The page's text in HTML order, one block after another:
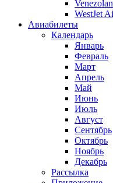
WestJet
Авиабилеты
Календарь
Январь
Февраль
Март
Апрель
Май
Июнь
Июль
Август
Сентябрь
Октябрь
Ноябрь
Декабрь
Рассылка